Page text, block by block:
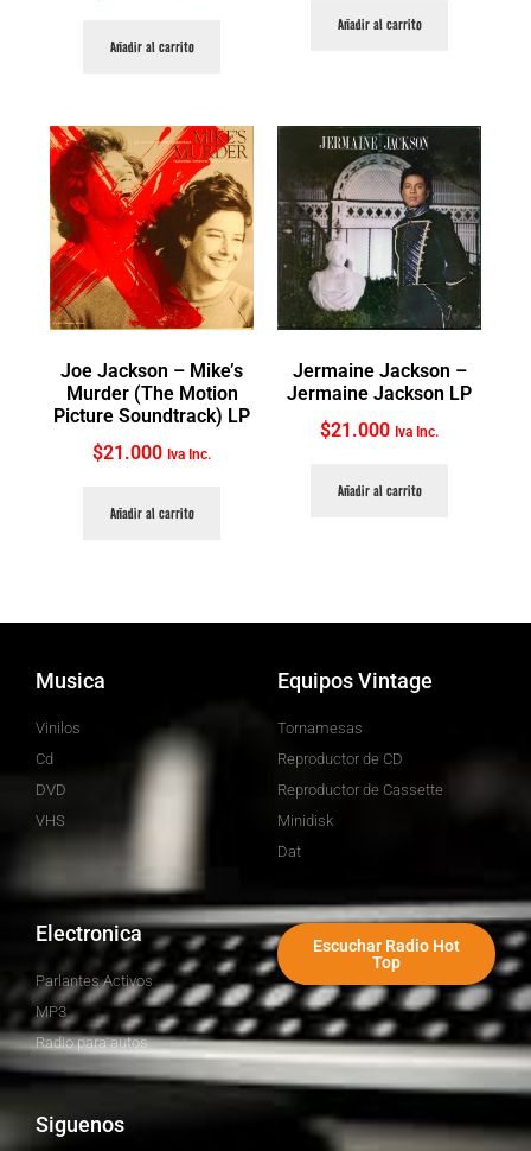
Añadir al carrito
Añadir al carrito
Joe Jackson ‎– Mike’s
Murder (The Motion
Picture Soundtrack) LP
$21.000 Iva Inc.
Añadir al carrito
Jermaine Jackson ‎–
Jermaine Jackson LP
$21.000 Iva Inc.
Añadir al carrito
Musica
Vinilos
Cd
DVD
VHS
Equipos Vintage
Tornamesas
Reproductor de CD
Reproductor de Cassette
Minidisk
Dat
Electronica
Parlantes Activos
MP3
Radio para autos
Escuchar Radio Hot
Top
Siguenos